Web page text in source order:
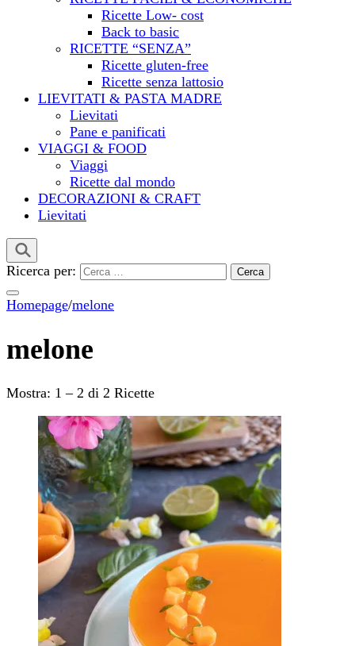
Ricette Low- cost
Back to basic
RICETTE “SENZA”
Ricette gluten-free
Ricette senza lattosio
LIEVITATI & PASTA MADRE
Lievitati
Pane e panificati
VIAGGI & FOOD
Viaggi
Ricette dal mondo
DECORAZIONI & CRAFT
Lievitati
Ricerca per:
Homepage/melone
melone
Mostra: 1 – 2 di 2 Ricette